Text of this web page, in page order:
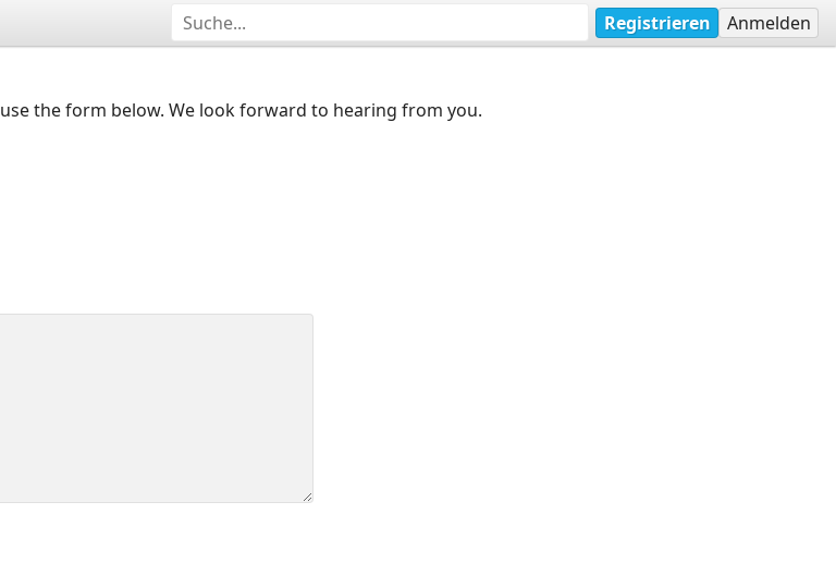
Registrieren Anmelden
the form below. We look forward to hearing from you.